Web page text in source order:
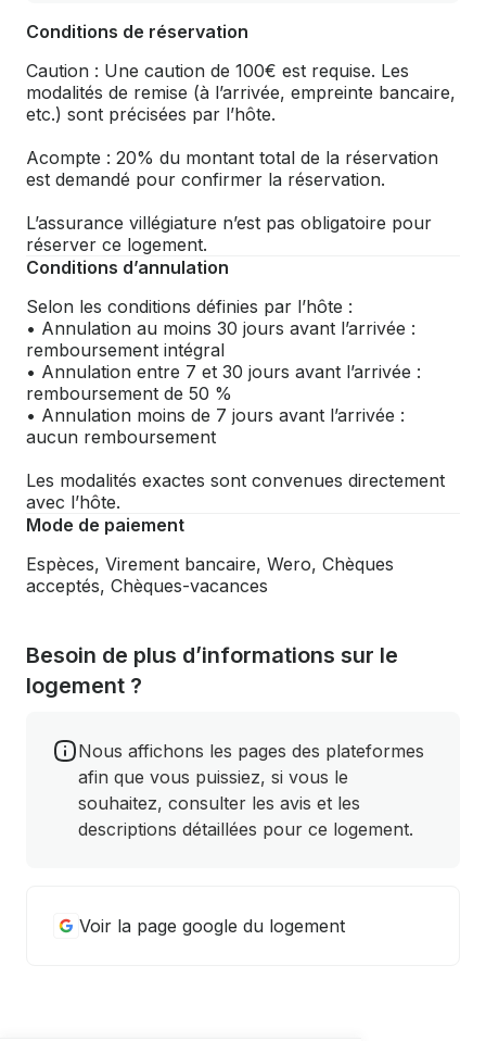
Conditions de réservation
Caution : Une caution de 100€ est requise. Les
modalités de remise (à l’arrivée, empreinte bancaire,
etc.) sont précisées par l’hôte.
Acompte : 20% du montant total de la réservation
est demandé pour confirmer la réservation.
L’assurance villégiature n’est pas obligatoire pour
réserver ce logement.
Conditions d’annulation
Selon les conditions définies par l’hôte :
• Annulation au moins 30 jours avant l’arrivée :
remboursement intégral
• Annulation entre 7 et 30 jours avant l’arrivée :
remboursement de 50 %
• Annulation moins de 7 jours avant l’arrivée :
aucun remboursement
Les modalités exactes sont convenues directement
avec l’hôte.
Mode de paiement
Espèces, Virement bancaire, Wero, Chèques
acceptés, Chèques-vacances
Besoin de plus d’informations sur le
logement ?
Nous affichons les pages des plateformes
afin que vous puissiez, si vous le
souhaitez, consulter les avis et les
descriptions détaillées pour ce logement.
Voir la page google du logement